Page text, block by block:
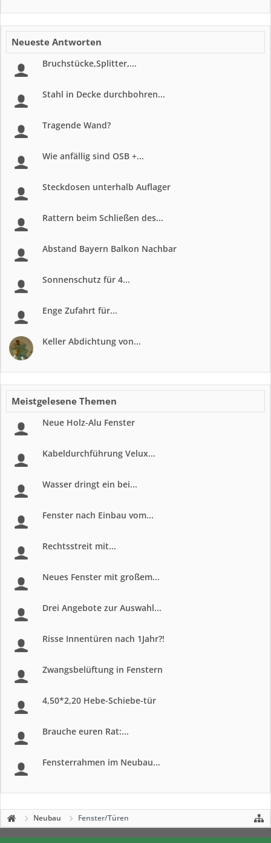
Neueste Antworten
Bruchstücke,Splitter,...
Stahl in Decke durchbohren...
Tragende Wand?
Wie anfällig sind OSB +...
Steckdosen unterhalb Auflager
Rattern beim Schließen des...
Abstand Bayern Balkon Nachbar
Sonnenschutz für 4...
Enge Zufahrt für...
Keller Abdichtung von...
Meistgelesene Themen
Neue Holz-Alu Fenster
Kabeldurchführung Velux...
Wasser dringt ein bei...
Fenster nach Einbau vom...
Rechtsstreit mit...
Neues Fenster mit großem...
Drei Angebote zur Auswahl...
Risse Innentüren nach 1Jahr?!
Zwangsbelüftung in Fenstern
4,50*2,20 Hebe-Schiebe-tür
Brauche euren Rat:...
Fensterrahmen im Neubau...
Neubau Fenster/Türen